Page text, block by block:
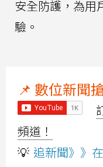
安全防護，為用
驗。
📌 數位新聞
頻道！
💡 追新聞》》